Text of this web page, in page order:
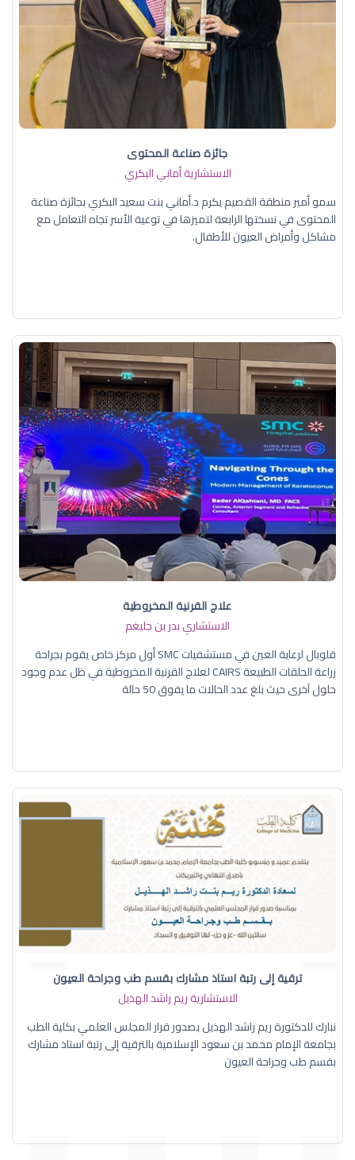
جائزة صناعة المحتوى
الاستشارية أماني البكري
سمو أمير منطقة القصيم يكرم د.أماني بنت سعيد البكري بجائزة صناعة
المحتوى في نسختها الرابعة لتميزها في توعية الأسر تجاه التعامل مع
مشاكل وأمراض العيون للأطفال.
علاج القرنية المخروطية
الاستشاري بدر بن جليغم
قلوبال لرعاية العين في مستشفيات SMC أول مركز خاص يقوم بجراحة
زراعة الحلقات الطبيعة CAIRS لعلاج القرنية المخروطية في ظل عدم وجود
حلول آخرى حيث بلغ عدد الحالات ما يفوق 50 حالة
ترقية إلى رتبة استاذ مشارك بقسم طب وجراحة العيون
الاستشارية ريم راشد الهذيل
نبارك للدكتورة ريم راشد الهذيل بصدور قرار المجلس العلمي بكلية الطب
بجامعة الإمام محمد بن سعود الإسلامية بالترقية إلى رتبة استاذ مشارك
بقسم طب وجراحة العيون